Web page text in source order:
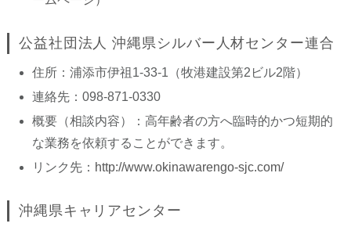
公益社団法人 沖縄県シルバー人材センター連合
住所：浦添市伊祖1-33-1（牧港建設第2ビル2階）
連絡先：098-871-0330
概要（相談内容）：高年齢者の方へ臨時的かつ短期的
な業務を依頼することができます。
リンク先： http://www.okinawarengo-sjc.com/
沖縄県キャリアセンター